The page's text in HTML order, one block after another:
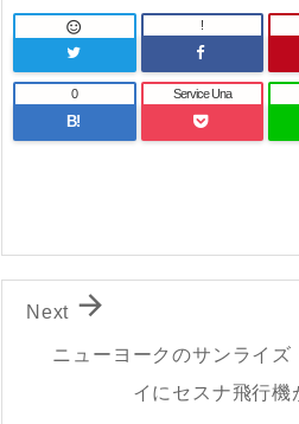
 !
B!
0 Service Una
ニューヨークのサンライズ
イにセスナ飛行機

Next